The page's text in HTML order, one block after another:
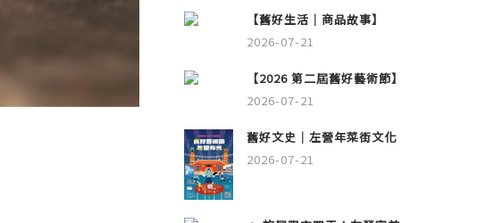
【舊好生活｜商品故事】
2026-07-21
【2026 第二屆舊好藝術節】
2026-07-21
舊好文史｜左營年菜街文化
2026-07-21